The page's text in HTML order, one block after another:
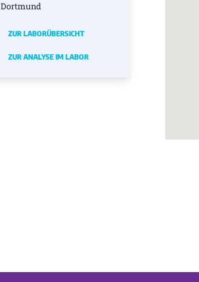
Dortmund
ZUR LABORÜBERSICHT
ZUR ANALYSE IM LABOR